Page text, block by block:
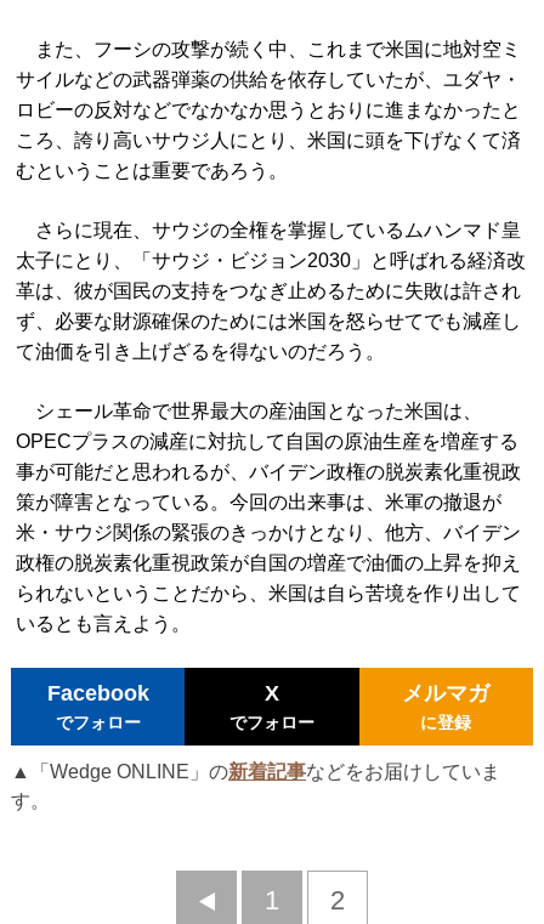
また、フーシの攻撃が続く中、これまで米国に地対空ミ
サイルなどの武器弾薬の供給を依存していたが、ユダヤ・
ロビーの反対などでなかなか思うとおりに進まなかったと
ころ、誇り高いサウジ人にとり、米国に頭を下げなくて済
むということは重要であろう。
さらに現在、サウジの全権を掌握しているムハンマド皇
太子にとり、「サウジ・ビジョン2030」と呼ばれる経済改
革は、彼が国民の支持をつなぎ止めるために失敗は許され
ず、必要な財源確保のためには米国を怒らせてでも減産し
て油価を引き上げざるを得ないのだろう。
シェール革命で世界最大の産油国となった米国は、
OPECプラスの減産に対抗して自国の原油生産を増産する
事が可能だと思われるが、バイデン政権の脱炭素化重視政
策が障害となっている。今回の出来事は、米軍の撤退が
米・サウジ関係の緊張のきっかけとなり、他方、バイデン
政権の脱炭素化重視政策が自国の増産で油価の上昇を抑え
られないということだから、米国は自ら苦境を作り出して
いるとも言えよう。
Facebook
でフォロー
X
でフォロー
メルマガ
に登録
▲「Wedge ONLINE」の新着記事などをお届けしていま
す。
前
1 2